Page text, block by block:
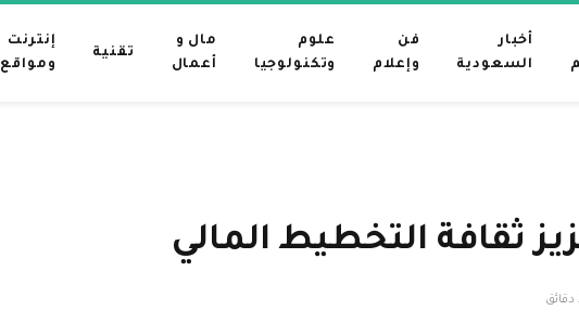
أخبار
السعودية
فن
وإعلام
علوم
وتكنولوجيا
مال و
أعمال
تقنية
إنترنت
ومواقع